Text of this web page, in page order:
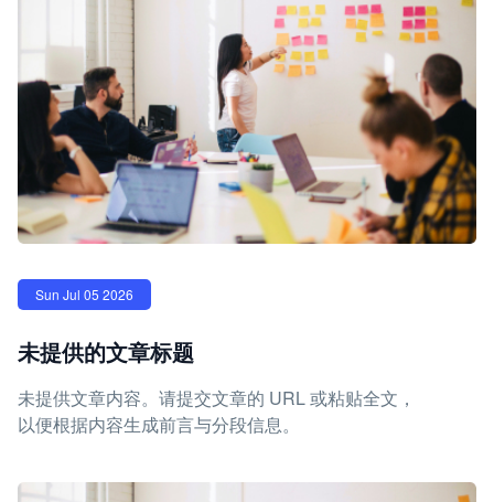
Sun Jul 05 2026
未提供的文章标题
未提供文章内容。请提交文章的 URL 或粘贴全文，
以便根据内容生成前言与分段信息。